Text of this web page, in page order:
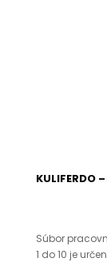
KULIFERDO
Súbor
1 do 10 je